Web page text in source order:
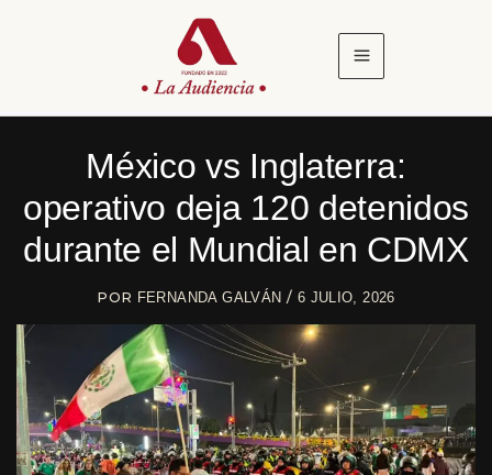
México vs Inglaterra:
operativo deja 120 detenidos
durante el Mundial en CDMX
POR FERNANDA GALVÁN / 6 JULIO, 2026